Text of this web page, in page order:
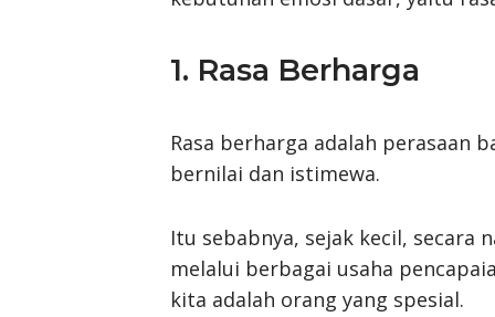
1. Rasa Berharga
Rasa berharga adalah perasaan
bernilai dan istimewa.
Itu sebabnya, sejak kecil, secara
melalui berbagai usaha
kita adalah orang yang spesial.